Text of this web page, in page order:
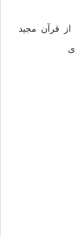
از قرآن مجید